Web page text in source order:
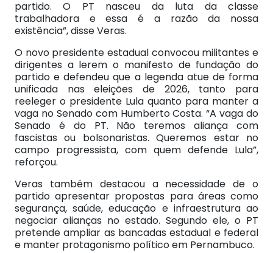
partido. O PT nasceu da luta da classe
trabalhadora e essa é a razão da nossa
existência”, disse Veras.
O novo presidente estadual convocou militantes e
dirigentes a lerem o manifesto de fundação do
partido e defendeu que a legenda atue de forma
unificada nas eleições de 2026, tanto para
reeleger o presidente Lula quanto para manter a
vaga no Senado com Humberto Costa. “A vaga do
Senado é do PT. Não teremos aliança com
fascistas ou bolsonaristas. Queremos estar no
campo progressista, com quem defende Lula”,
reforçou.
Veras também destacou a necessidade de o
partido apresentar propostas para áreas como
segurança, saúde, educação e infraestrutura ao
negociar alianças no estado. Segundo ele, o PT
pretende ampliar as bancadas estadual e federal
e manter protagonismo político em Pernambuco.